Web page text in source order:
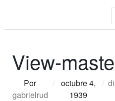
View-
Por
gabrielrud
/ octubre 4,
1939
/